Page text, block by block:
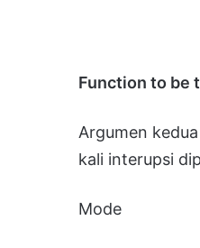
Function to be
Argumen
kali interupsi
Mode